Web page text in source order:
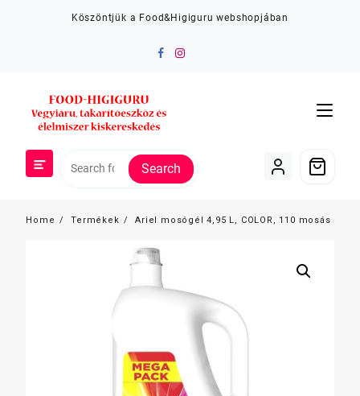
Köszöntjük a Food&Higiguru webshopjában
Search
Home Termékek Ariel mosógél 4,95 L, COLOR, 110 mosás